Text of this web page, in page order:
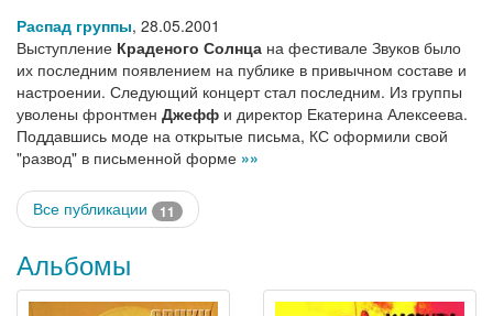
Распад группы, 28.05.2001
Выступление Краденого Солнца на фестивале Звуков было
их последним появлением на публике в привычном составе и
настроении. Следующий концерт стал последним. Из группы
уволены фронтмен Джефф и директор Екатерина Алексеева.
Поддавшись моде на открытые письма, КС оформили свой
"развод" в письменной форме »»
Все публикации 11
Альбомы